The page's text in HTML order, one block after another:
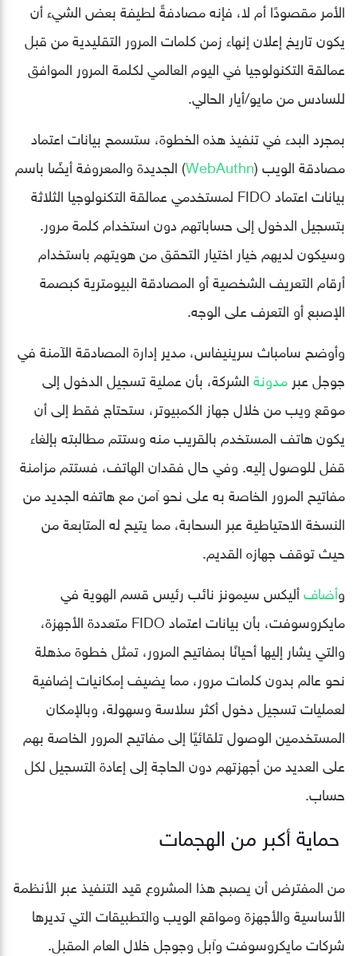
الأمر مقصودًا أم لا، فإنه مصادفةً لطيفة بعض الشيء أن
يكون تاريخ إعلان إنهاء زمن كلمات المرور التقليدية من قبل
عمالقة التكنولوجيا في اليوم العالمي لكلمة المرور الموافق
للسادس من مايو/أيار الحالي.
بمجرد البدء في تنفيذ هذه الخطوة، ستسمح بيانات اعتماد
مصادقة الويب (WebAuthn) الجديدة والمعروفة أيضًا باسم
بيانات اعتماد FIDO لمستخدمي عمالقة التكنولوجيا الثلاثة
بتسجيل الدخول إلى حساباتهم دون استخدام كلمة مرور.
وسيكون لديهم خيار اختيار التحقق من هويتهم باستخدام
أرقام التعريف الشخصية أو المصادقة البيومترية كبصمة
الإصبع أو التعرف على الوجه.
وأوضح سامباث سرينيفاس، مدير إدارة المصادقة الآمنة في
جوجل عبر مدونةالشركة، بأن عملية تسجيل الدخول إلى
موقع ويب من خلال جهاز الكمبيوتر، ستحتاج فقط إلى أن
يكون هاتف المستخدم بالقريب منه وستتم مطالبته بإلغاء
قفل للوصول إليه. وفي حال فقدان الهاتف، فستتم مزامنة
مفاتيح المرور الخاصة به على نحو آمن مع هاتفه الجديد من
النسخة الاحتياطية عبر السحابة، مما يتيح له المتابعة من
حيث توقف جهازه القديم.
وأضافأليكس سيمونز نائب رئيس قسم الهوية في
مايكروسوفت، بأن بيانات اعتماد FIDO متعددة الأجهزة،
والتي يشار إليها أحيانًا بمفاتيح المرور، تمثل خطوة مذهلة
نحو عالم بدون كلمات مرور، مما يضيف إمكانيات إضافية
لعمليات تسجيل دخول أكثر سلاسة وسهولة، وبالإمكان
المستخدمين الوصول تلقائيًا إلى مفاتيح المرور الخاصة بهم
على العديد من أجهزتهم دون الحاجة إلى إعادة التسجيل لكل
حساب.
حماية أكبر من الهجمات
من المفترض أن يصبح هذا المشروع قيد التنفيذ عبر الأنظمة
الأساسية والأجهزة ومواقع الويب والتطبيقات التي تديرها
شركات مايكروسوفت وآبل وجوجل خلال العام المقبل.